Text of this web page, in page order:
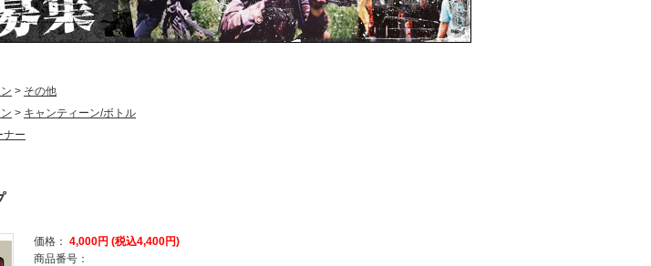
> その他
> キャンティーン/ボトル
ナー
価格： 4,000円 (税込4,400円)
商品番号：